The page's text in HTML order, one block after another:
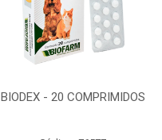
BIODEX - 20 COMPRIMIDOS